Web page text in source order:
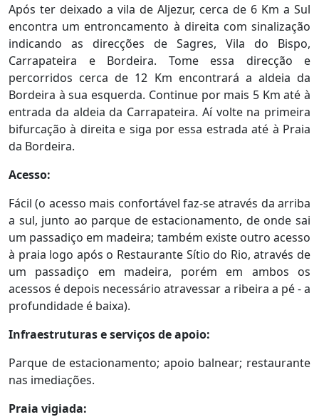
Após ter deixado a vila de Aljezur, cerca de 6 Km a Sul
encontra um entroncamento à direita com sinalização
indicando as direcções de Sagres, Vila do Bispo,
Carrapateira e Bordeira. Tome essa direcção e
percorridos cerca de 12 Km encontrará a aldeia da
Bordeira à sua esquerda. Continue por mais 5 Km até à
entrada da aldeia da Carrapateira. Aí volte na primeira
bifurcação à direita e siga por essa estrada até à Praia
da Bordeira.
Acesso:
Fácil (o acesso mais confortável faz-se através da arriba
a sul, junto ao parque de estacionamento, de onde sai
um passadiço em madeira; também existe outro acesso
à praia logo após o Restaurante Sítio do Rio, através de
um passadiço em madeira, porém em ambos os
acessos é depois necessário atravessar a ribeira a pé - a
profundidade é baixa).
Infraestruturas e serviços de apoio:
Parque de estacionamento; apoio balnear; restaurante
nas imediações.
Praia vigiada: